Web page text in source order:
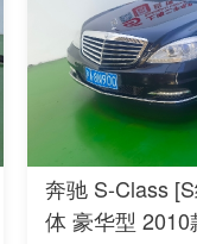
奔驰 S-Class
体 豪华型 2010